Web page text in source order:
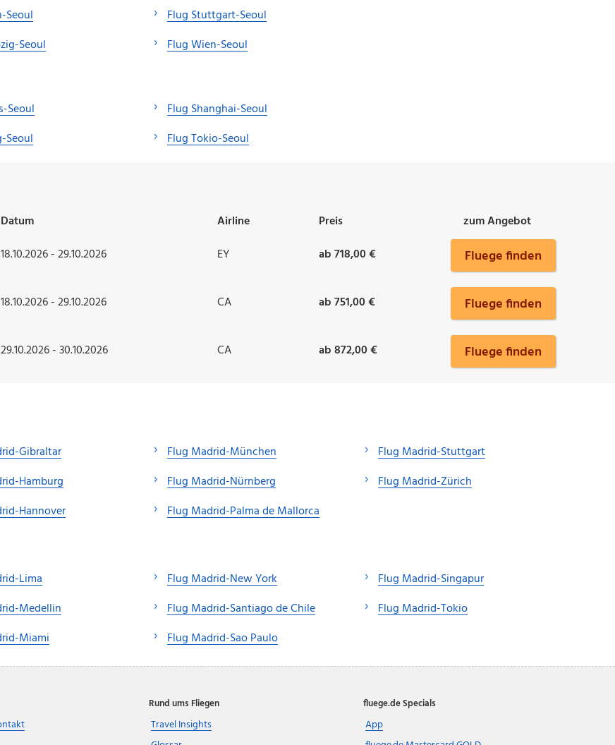
Seoul
Seoul
Flug Stuttgart-Seoul
Flug Wien-Seoul
Seoul
Seoul
Flug Shanghai-Seoul
Flug Tokio-Seoul
Datum Airline Preis
zum Angebot
18.10.2026 - 29.10.2026 EY ab 718,00 € Fluege finden
18.10.2026 - 29.10.2026 CA ab 751,00 € Fluege finden
29.10.2026 - 30.10.2026 CA ab 872,00 € Fluege finden
Gibraltar
Hamburg
Hannover
Flug Madrid-München
Flug Madrid-Nürnberg
Flug Madrid-Palma de Mallorca
Flug Madrid-Stuttgart
Flug Madrid-Zürich
Lima
Medellin
Miami
Flug Madrid-New York
Flug Madrid-Santiago de Chile
Flug Madrid-Sao Paulo
Flug Madrid-Singapur
Flug Madrid-Tokio